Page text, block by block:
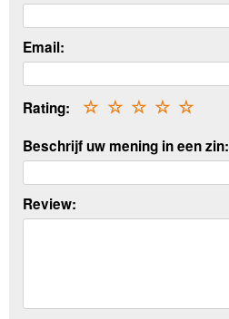
Email:
Rating: ☆
☆
☆
☆
☆
Beschrijf uw mening in een zin:
Review: